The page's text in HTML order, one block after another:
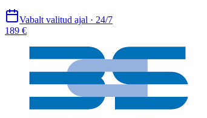
Vabalt valitud ajal · 24/7
189 €